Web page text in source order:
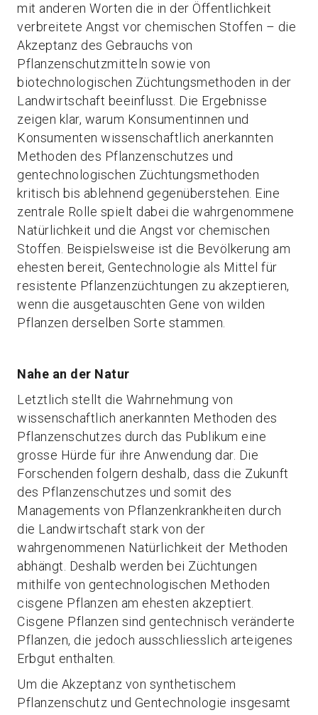
mit anderen Worten die in der Öffentlichkeit
verbreitete Angst vor chemischen Stoffen – die
Akzeptanz des Gebrauchs von
Pflanzenschutzmitteln sowie von
biotechnologischen Züchtungsmethoden in der
Landwirtschaft beeinflusst. Die Ergebnisse
zeigen klar, warum Konsumentinnen und
Konsumenten wissenschaftlich anerkannten
Methoden des Pflanzenschutzes und
gentechnologischen Züchtungsmethoden
kritisch bis ablehnend gegenüberstehen. Eine
zentrale Rolle spielt dabei die wahrgenommene
Natürlichkeit und die Angst vor chemischen
Stoffen. Beispielsweise ist die Bevölkerung am
ehesten bereit, Gentechnologie als Mittel für
resistente Pflanzenzüchtungen zu akzeptieren,
wenn die ausgetauschten Gene von wilden
Pflanzen derselben Sorte stammen.
Nahe an der Natur
Letztlich stellt die Wahrnehmung von
wissenschaftlich anerkannten Methoden des
Pflanzenschutzes durch das Publikum eine
grosse Hürde für ihre Anwendung dar. Die
Forschenden folgern deshalb, dass die Zukunft
des Pflanzenschutzes und somit des
Managements von Pflanzenkrankheiten durch
die Landwirtschaft stark von der
wahrgenommenen Natürlichkeit der Methoden
abhängt. Deshalb werden bei Züchtungen
mithilfe von gentechnologischen Methoden
cisgene Pflanzen am ehesten akzeptiert.
Cisgene Pflanzen sind gentechnisch veränderte
Pflanzen, die jedoch ausschliesslich arteigenes
Erbgut enthalten.
Um die Akzeptanz von synthetischem
Pflanzenschutz und Gentechnologie insgesamt